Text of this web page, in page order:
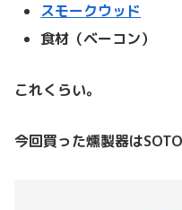
スモークウッド
食材（ベーコン）
これくらい。
今回買った燻製器は